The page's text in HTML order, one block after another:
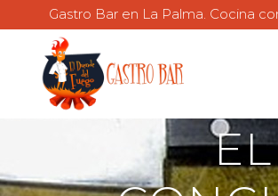
Gastro Bar en La Palma. Cocina